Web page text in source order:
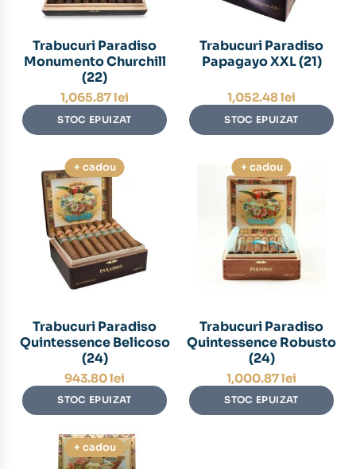
Trabucuri Paradiso
Monumento Churchill
(22)
1,065.87lei
STOC EPUIZAT
Trabucuri Paradiso
Papagayo XXL (21)
1,052.48lei
STOC EPUIZAT
+ cadou
Trabucuri Paradiso
Quintessence Belicoso
(24)
943.80lei
STOC EPUIZAT
+ cadou
Trabucuri Paradiso
Quintessence Robusto
(24)
1,000.87lei
STOC EPUIZAT
+ cadou